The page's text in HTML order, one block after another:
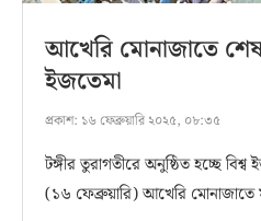
আখেরি মোনাজাতে
ইজতেমা
প্রকাশ: ১৬ ফেব্রুয়ারি ২০২৫, ০৮:৩৫
টঙ্গীর তুরাগতীরে অনুষ্ঠিত হচ্ছে বিশ্ব
(১৬ ফেব্রুয়ারি) আখেরি মোনাজাতে